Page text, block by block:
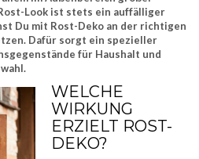
Look ist stets ein auffälliger
Du mit Rost-Deko an der richtigen
Dafür sorgt ein spezieller
für Haushalt und
WELCHE
WIRKUNG
ERZIELT ROST-
DEKO?